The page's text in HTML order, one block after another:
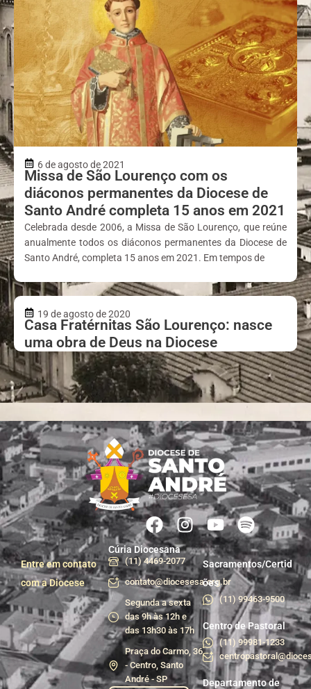
6 de agosto de 2021
Missa de São Lourenço com os
diáconos permanentes da Diocese de
Santo André completa 15 anos em 2021
Celebrada desde 2006, a Missa de São Lourenço, que reúne
anualmente todos os diáconos permanentes da Diocese de
Santo André, completa 15 anos em 2021. Em tempos de
19 de agosto de 2020
Casa Fratérnitas São Lourenço: nasce
uma obra de Deus na Diocese
Entre em contato
com a Diocese
Cúria Diocesana
(11) 4469-2077
contato@diocesesa.org.br
Segunda a sexta
das 9h às 12h e
das 13h30 às 17h
Praça do Carmo, 36
- Centro, Santo
André - SP
Sacramentos/Certid
ões
(11) 99463-9500
Centro de Pastoral
(11) 99981-1233
Departamento de